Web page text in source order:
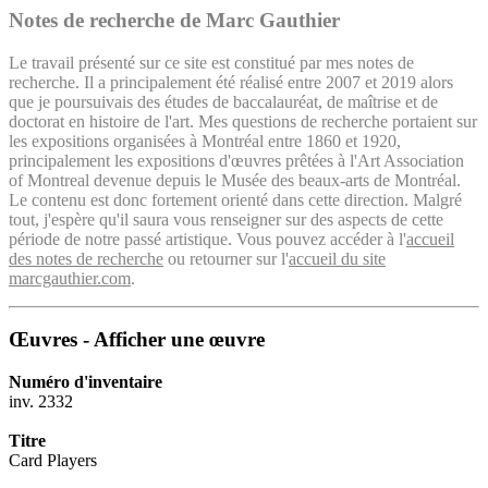
Notes de recherche de Marc Gauthier
Le travail présenté sur ce site est constitué par mes notes de
recherche. Il a principalement été réalisé entre 2007 et 2019 alors
que je poursuivais des études de baccalauréat, de maîtrise et de
doctorat en histoire de l'art. Mes questions de recherche portaient sur
les expositions organisées à Montréal entre 1860 et 1920,
principalement les expositions d'œuvres prêtées à l'Art Association
of Montreal devenue depuis le Musée des beaux-arts de Montréal.
Le contenu est donc fortement orienté dans cette direction. Malgré
tout, j'espère qu'il saura vous renseigner sur des aspects de cette
période de notre passé artistique. Vous pouvez accéder à l'accueil
des notes de recherche ou retourner sur l'accueil du site
marcgauthier.com.
Œuvres - Afficher une œuvre
Numéro d'inventaire
inv. 2332
Titre
Card Players